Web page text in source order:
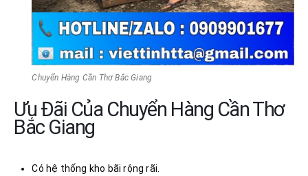
Chuyển Hàng Cần Thơ Bắc Giang
Ưu Đãi Của Chuyển Hàng Cần Thơ
Bắc Giang
Có hệ thống kho bãi rộng rãi.